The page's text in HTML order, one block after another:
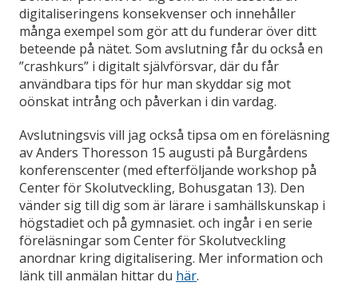
digitaliseringens konsekvenser och innehåller
många exempel som gör att du funderar över ditt
beteende på nätet. Som avslutning får du också en
”crashkurs” i digitalt självförsvar, där du får
användbara tips för hur man skyddar sig mot
oönskat intrång och påverkan i din vardag.
Avslutningsvis vill jag också tipsa om en föreläsning
av Anders Thoresson 15 augusti på Burgårdens
konferenscenter (med efterföljande workshop på
Center för Skolutveckling, Bohusgatan 13). Den
vänder sig till dig som är lärare i samhällskunskap i
högstadiet och på gymnasiet. och ingår i en serie
föreläsningar som Center för Skolutveckling
anordnar kring digitalisering. Mer information och
länk till anmälan hittar du här.